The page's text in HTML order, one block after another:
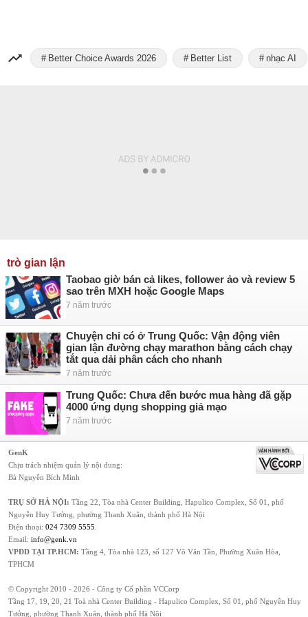
Better Choice Awards 2026 Better List nhạc AI
trò gian lận
Taobao giờ bán cả likes, follower ảo và review 5
sao trên MXH hoặc Google Maps
7 năm trước
Chuyện chỉ có ở Trung Quốc: Vận động viên
gian lận đường chạy marathon bằng cách chạy
tắt qua dải phân cách cho nhanh
7 năm trước
Trung Quốc: Chưa đến bước mua hàng đã gặp
4000 ứng dụng shopping giả mạo
7 năm trước
GenK
Chịu trách nhiệm quản lý nội dung:
Bà Nguyễn Bích Minh
TRỤ SỞ HÀ NỘI: Tầng 22, Tòa nhà Center Building, Hapulico Complex, Số 01, phố
Nguyễn Huy Tưởng, phường Thanh Xuân, thành phố Hà Nội
Điện thoại: 024 7309 5555
Email: info@genk.vn
VPĐD TẠI TP.HCM: Tầng 4, Tòa nhà 123, số 127 Võ Văn Tần, Phường Xuân Hòa,
TPHCM
© Copyright 2010 - 2026 - Công ty Cổ phần VCCorp
Tầng 17, 19, 20, 21 Toà nhà Center Building - Hapulico Complex, Số 01, phố Nguyễn Huy
Tưởng, phường Thanh Xuân, thành phố Hà Nội